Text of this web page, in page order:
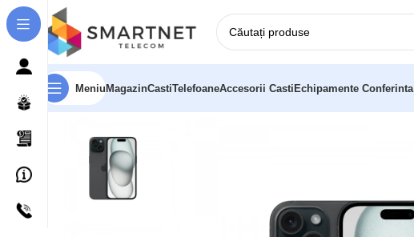
MeniuMagazinCastiTelefoaneAccesorii CastiEchipamente Conferinta
Prima pagină